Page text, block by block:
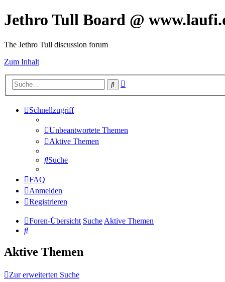
Jethro Tull Board @
The Jethro Tull discussion forum
Zum Inhalt
Suche
Schnellzugriff
Unbeantwortete Themen
Aktive Themen
Suche
FAQ
Anmelden
Registrieren
Foren-Übersicht SucheAktive Themen
Suche
Aktive Themen
Zur erweiterten Suche